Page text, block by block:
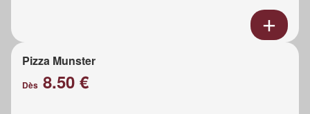
Pizza Munster
Dès 8.50 €